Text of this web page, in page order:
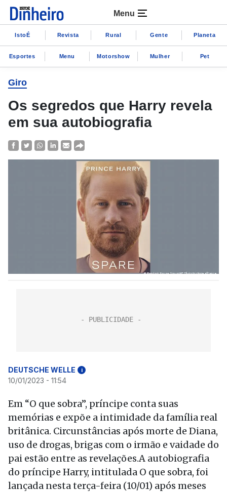
Menu
IstoÉ Revista Rural Gente Planeta
Esportes Menu Motorshow Mulher Pet
Giro
Os segredos que Harry revela
em sua autobiografia
DEUTSCHE WELLE i
10/01/2023 - 11:54
Em “O que sobra”, príncipe conta suas
memórias e expõe a intimidade da família real
britânica. Circunstâncias após morte de Diana,
uso de drogas, brigas com o irmão e vaidade do
pai estão entre as revelações.A autobiografia
do príncipe Harry, intitulada O que sobra, foi
lançada nesta terça-feira (10/01) após meses